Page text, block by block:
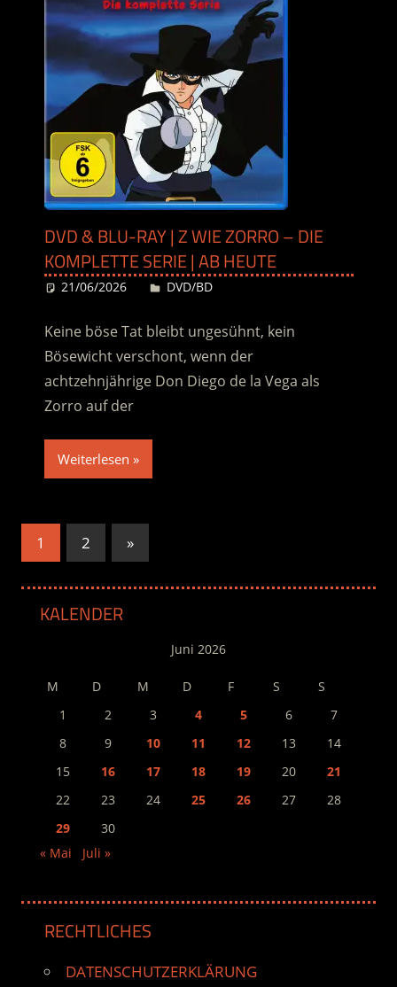
DVD & BLU-RAY | Z WIE ZORRO – DIE
KOMPLETTE SERIE | AB HEUTE
21/06/2026 Desiree
DVD/BD
Keine böse Tat bleibt ungesühnt, kein
Bösewicht verschont, wenn der
achtzehnjährige Don Diego de la Vega als
Zorro auf der
Weiterlesen
Seitennummerierung
Beiträge
1 2
Nächste
Beiträge
»
KALENDER
Juni 2026
M D M D F S
S
1
2 3 4 5 6
7
8
9 10 11 12 13
14
15
16 17 18 19 20
21
22
23 24 25 26 27
28
29
30
« Mai
Juli »
RECHTLICHES
DATENSCHUTZERKLÄRUNG